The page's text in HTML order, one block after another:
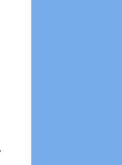
Windgeschwindigkeiten in 3h